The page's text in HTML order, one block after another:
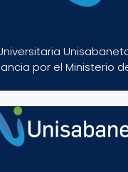
por el Ministerio